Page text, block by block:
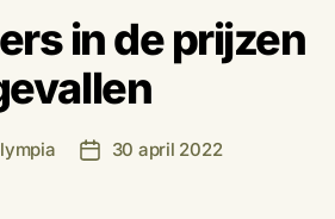
in de prijzen
Berichtdatum
30 april 2022